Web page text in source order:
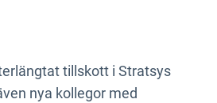
tillskott i Stratsys
nya kollegor med